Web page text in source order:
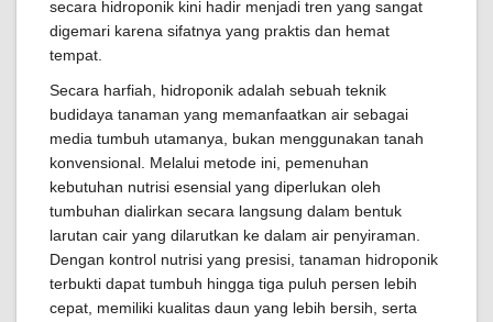
secara hidroponik kini hadir menjadi tren yang sangat
digemari karena sifatnya yang praktis dan hemat
tempat.
Secara harfiah, hidroponik adalah sebuah teknik
budidaya tanaman yang memanfaatkan air sebagai
media tumbuh utamanya, bukan menggunakan tanah
konvensional. Melalui metode ini, pemenuhan
kebutuhan nutrisi esensial yang diperlukan oleh
tumbuhan dialirkan secara langsung dalam bentuk
larutan cair yang dilarutkan ke dalam air penyiraman.
Dengan kontrol nutrisi yang presisi, tanaman hidroponik
terbukti dapat tumbuh hingga tiga puluh persen lebih
cepat, memiliki kualitas daun yang lebih bersih, serta